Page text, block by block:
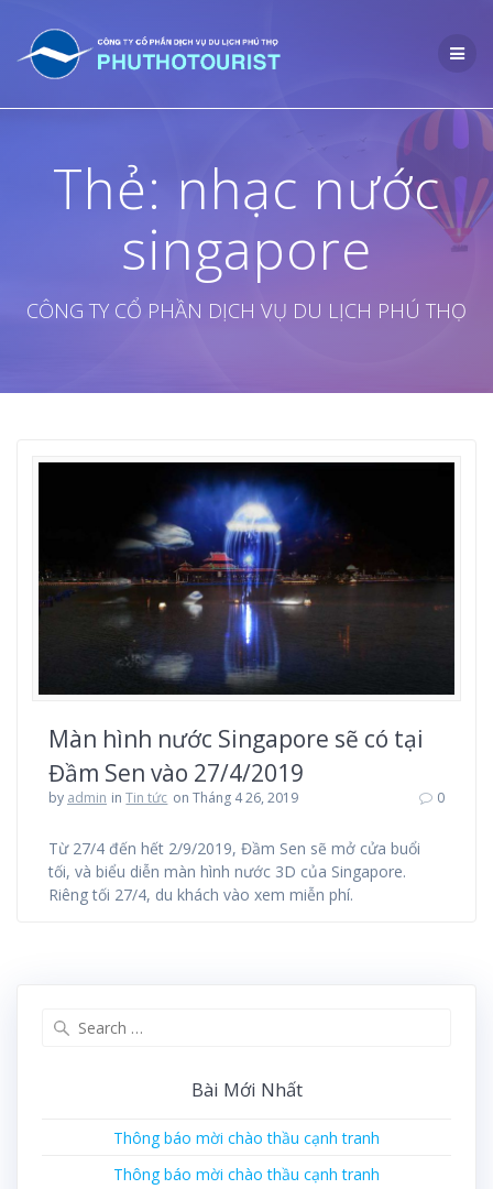
to
content
Thẻ: nhạc nước
singapore
CÔNG TY CỔ PHẦN DỊCH VỤ DU LỊCH PHÚ THỌ
Màn hình nước Singapore sẽ có tại
Đầm Sen vào 27/4/2019
by admin inTin tức on Tháng 4 26, 2019 0
Từ 27/4 đến hết 2/9/2019, Đầm Sen sẽ mở cửa buổi
tối, và biểu diễn màn hình nước 3D của Singapore.
Riêng tối 27/4, du khách vào xem miễn phí.
Bài Mới Nhất
Thông báo mời chào thầu cạnh tranh
Thông báo mời chào thầu cạnh tranh